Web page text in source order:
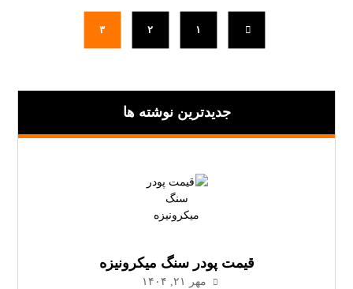
۱ ۲ ۳
جدیدترین نوشته ها
قیمت پودر سنگ میکرونیزه
مهر ۲۱, ۱۴۰۴